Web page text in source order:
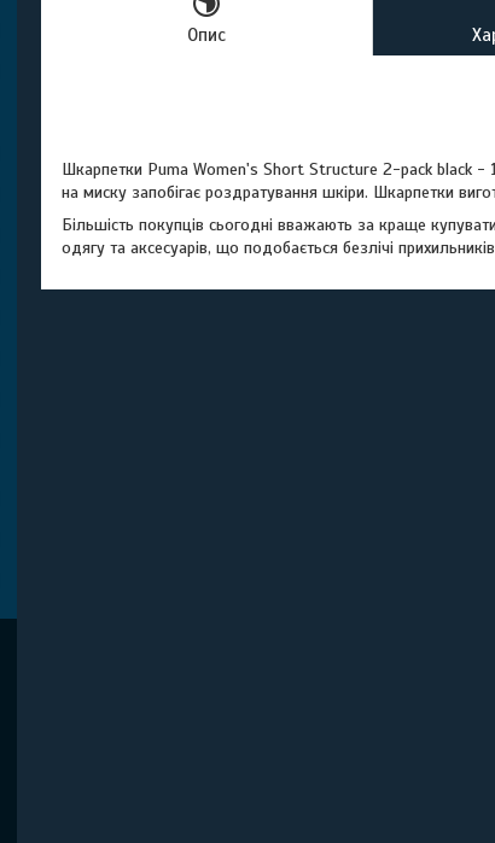
Опис
Шкарпетки Puma Women's Short Structure 2-pack black -
на миску запобігає роздратування шкіри. Шкарпетки
Більшість покупців сьогодні вважають за краще
одягу та аксесуарів, що подобається безлічі